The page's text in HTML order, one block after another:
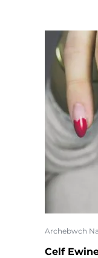
Archebwch
Celf